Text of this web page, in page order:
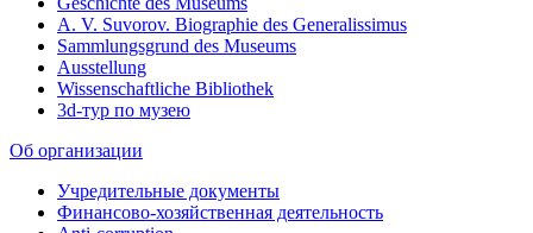
A. V. Suvorov. Biographie des Generalissimus
Sammlungsgrund des Museums
Ausstellung
Wissenschaftliche Bibliothek
3d-тур по музею
Об организации
Учредительные документы
Финансово-хозяйственная деятельность